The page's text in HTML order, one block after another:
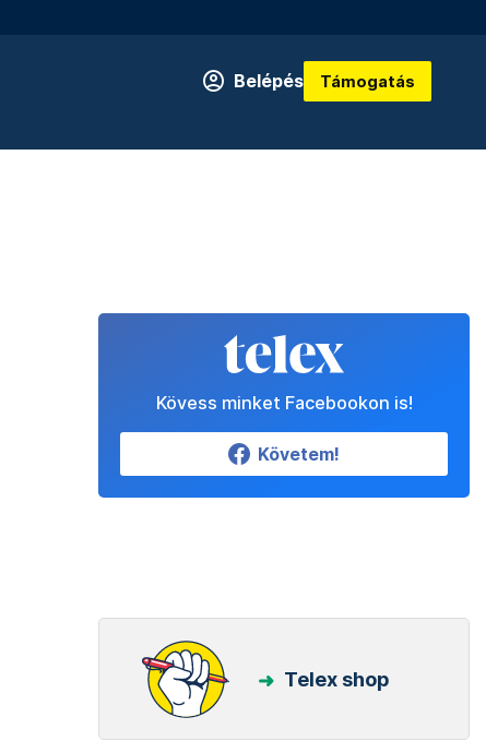
Belépés Támogatás
Kövess minket Facebookon is!
Követem!
Telex shop